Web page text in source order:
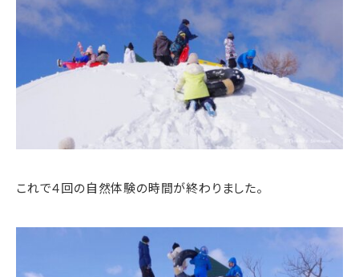
これで４回の自然体験の時間が終わりました。